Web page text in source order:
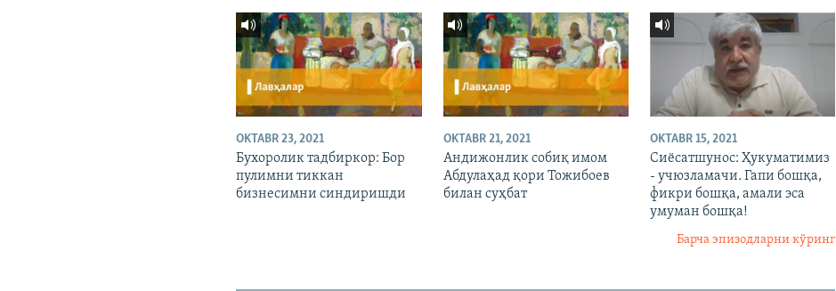
OKTABR 23, 2021
Бухоролик тадбиркор: Бор
пулимни тиккан
бизнесимни синдиришди
OKTABR 21, 2021
Андижонлик собиқ имом
Абдулаҳад қори Тожибоев
билан суҳбат
OKTABR 15, 2021
Сиёсатшунос: Ҳукуматимиз
- учюзламачи. Гапи бошқа,
фикри бошқа, амали эса
умуман бошқа!
Барча эпизодларни кўринг